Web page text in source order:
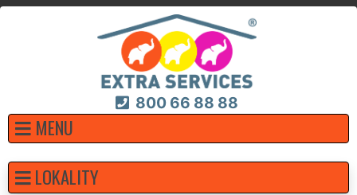
800 66 88 88
MENU
LOKALITY